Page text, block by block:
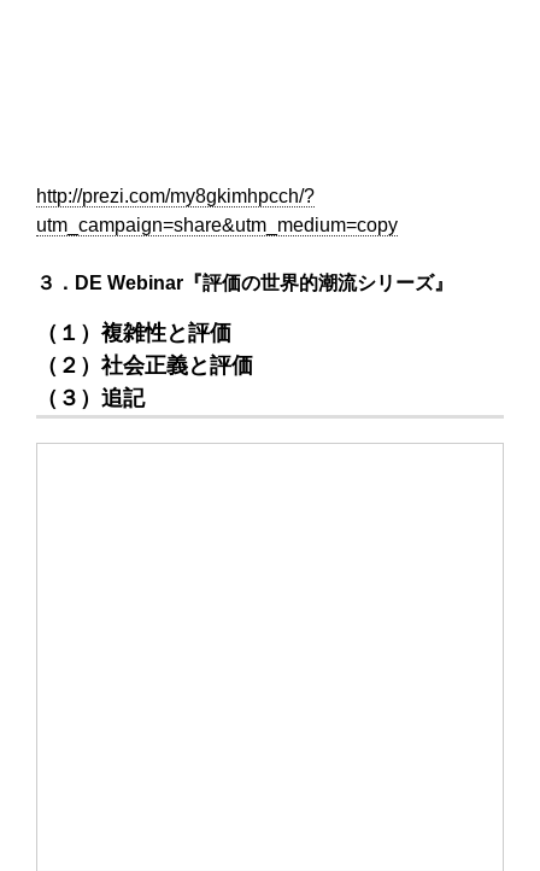
http://prezi.com/my8gkimhpcch/?
utm_campaign=share&utm_medium=copy
３．DE Webinar『評価の世界的潮流シリーズ』
（１）複雑性と評価
（２）社会正義と評価
（３）追記